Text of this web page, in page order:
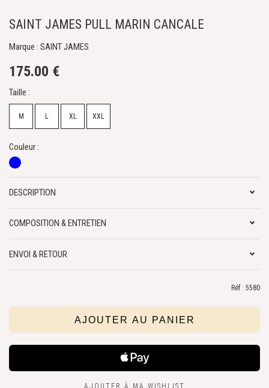
SAINT JAMES PULL MARIN CANCALE
Marque : SAINT JAMES
175.00 €
Taille :
M L XL XXL
Couleur :
DESCRIPTION
COMPOSITION & ENTRETIEN
ENVOI & RETOUR
Réf : 5580